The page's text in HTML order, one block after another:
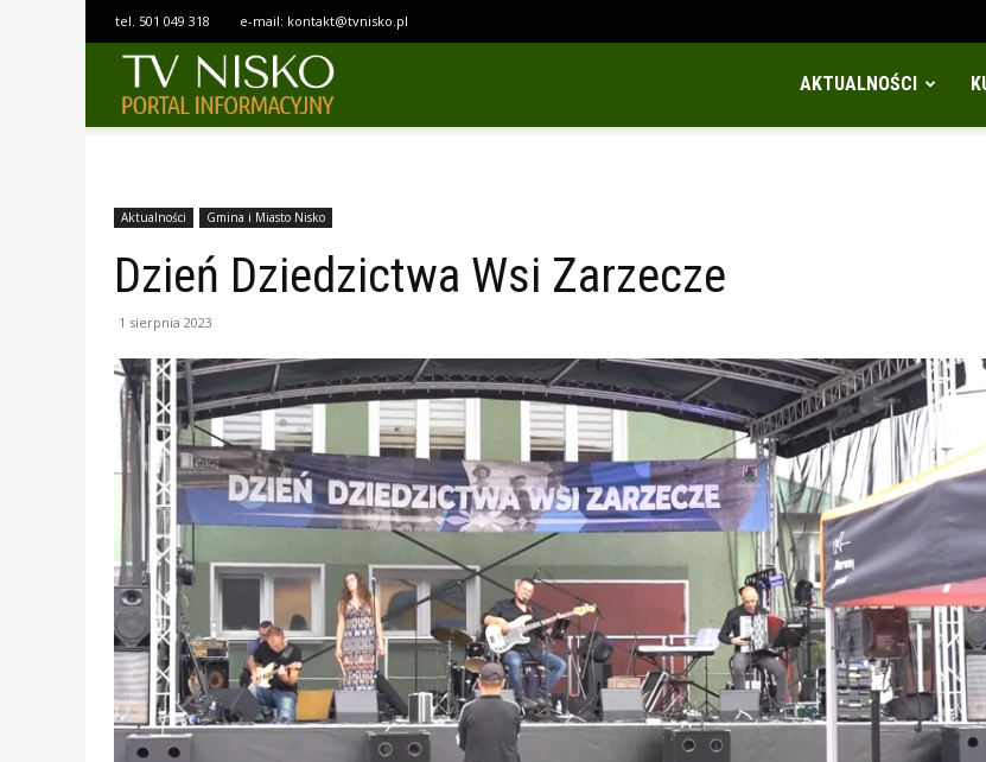
tel. 501 049 318 e-mail: kontakt@tvnisko.pl
AKTUALNOŚCI
Aktualności Gmina i Miasto Nisko
Dzień Dziedzictwa Wsi Zarzecze
1 sierpnia 2023